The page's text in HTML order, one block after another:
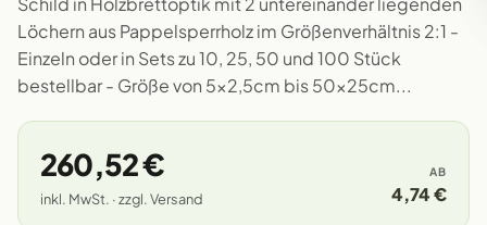
Löchern aus Pappelsperrholz im Größenverhältnis 2:1 -
Einzeln oder in Sets zu 10, 25, 50 und 100 Stück
bestellbar - Größe von 5x2,5cm bis 50x25cm...
260,52 €
inkl. MwSt. · zzgl. Versand
AB
4,74 €